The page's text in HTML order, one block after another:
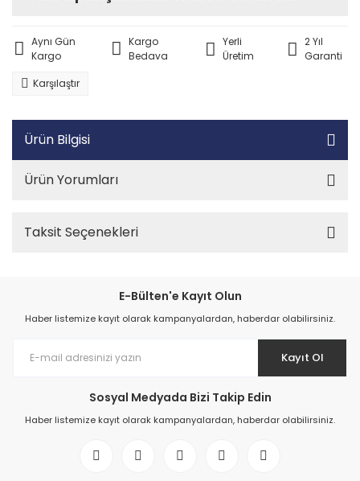
Aynı Gün
Kargo
Kargo
Bedava
Yerli
Üretim
2 Yıl
Garanti
Karşılaştır
Ürün Bilgisi
Ürün Yorumları
Taksit Seçenekleri
E-Bülten'e Kayıt Olun
Haber listemize kayıt olarak kampanyalardan, haberdar olabilirsiniz.
Kayıt Ol
Sosyal Medyada Bizi Takip Edin
Haber listemize kayıt olarak kampanyalardan, haberdar olabilirsiniz.